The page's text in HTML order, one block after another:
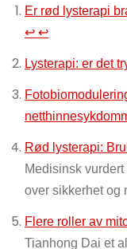
Er rød lysterapi
↩ ↩
Lysterapi: er det
Rød lysterapi:
Medisinsk
over sikkerhet og
Flere roller av
Tianhong Dai et